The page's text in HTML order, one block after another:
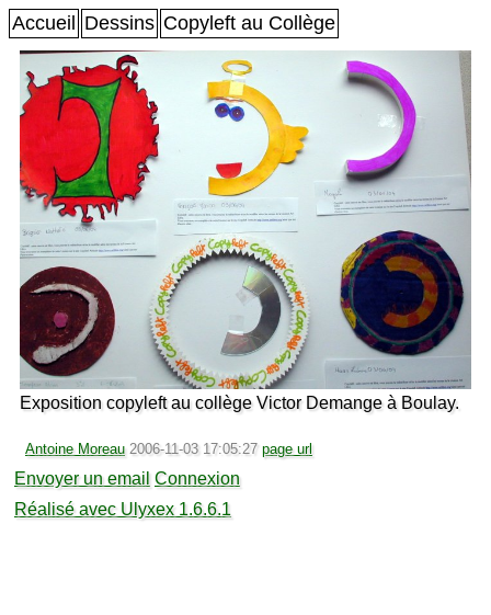
Accueil Dessins Copyleft au Collège
Exposition copyleft au collège Victor Demange à Boulay.
Antoine Moreau 2006-11-03 17:05:27 page url
Envoyer un email Connexion
Réalisé avec Ulyxex 1.6.6.1